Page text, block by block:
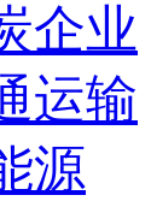
企业
运输
源